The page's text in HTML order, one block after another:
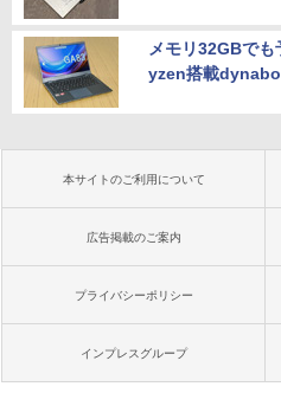
メモリ32GBで
yzen搭載
本サイトのご利用について
広告掲載のご案内
プライバシーポリシー
インプレスグループ